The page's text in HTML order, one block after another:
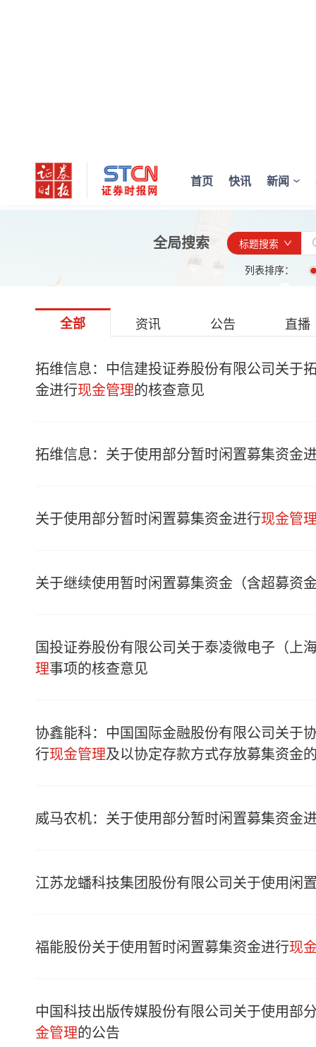
首页 快讯 新闻
全局搜索
标题搜索
列表排序：
全部 资讯 公告 直播
拓维信息：中信建投证券股份有限公司关于
金进行现金管理的核查意见
拓维信息：关于使用部分暂时闲置募集资金
关于使用部分暂时闲置募集资金进行现金管
关于继续使用暂时闲置募集资金（含超募资
国投证券股份有限公司关于泰凌微电子（上
理事项的核查意见
协鑫能科：中国国际金融股份有限公司关于
行现金管理及以协定存款方式存放募集资金
威马农机：关于使用部分暂时闲置募集资金
江苏龙蟠科技集团股份有限公司关于使用闲
福能股份关于使用暂时闲置募集资金进行现
中国科技出版传媒股份有限公司关于使用部
金管理的公告